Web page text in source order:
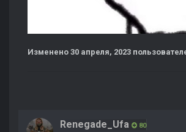
Изменено 30 апреля, 2023
Renegade_Ufa 80